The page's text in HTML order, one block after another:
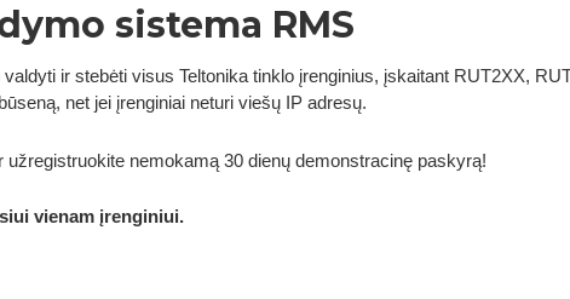
sistema RMS
ir stebėti visus Teltonika tinklo įrenginius, įskaitant RUT2XX,
net jei įrenginiai neturi viešų IP adresų.
nemokamą 30 dienų demonstracinę paskyrą!
vienam įrenginiui.